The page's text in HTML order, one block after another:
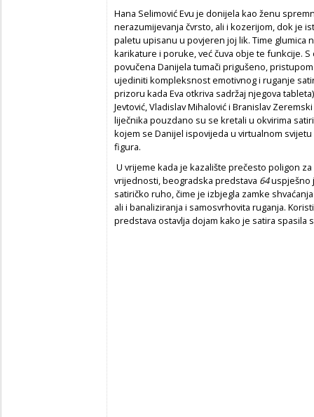
Hana Selimović Evu je donijela kao ženu
nerazumijevanja čvrsto, ali i kozerijom, dok je
paletu upisanu u povjeren joj lik. Time glumica
karikature i poruke, već čuva obje te funkcije.
povučena Danijela tumači prigušeno,
ujediniti kompleksnost emotivnog i ruganje
prizoru kada Eva otkriva sadržaj njegova
Jevtović, Vladislav Mihalović i Branislav
liječnika pouzdano su se kretali u okvirima
kojem se Danijel ispovijeda u virtualnom
figura.
U vrijeme kada je kazalište prečesto poligon
vrijednosti, beogradska predstava 64uspješno
satiričko ruho, čime je izbjegla zamke
ali i banaliziranja i samosvrhovita ruganja.
predstava ostavlja dojam kako je satira spasila